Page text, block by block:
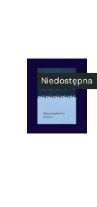
SZCZEGÓŁY